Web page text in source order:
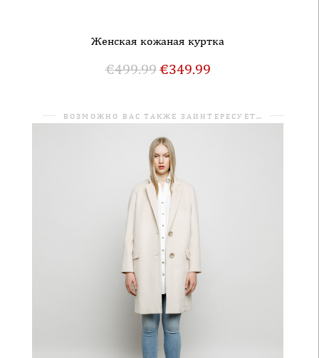
Женская кожаная куртка
€499.99€349.99
ВОЗМОЖНО ВАС ТАКЖЕ ЗАИНТЕРЕСУЕТ…